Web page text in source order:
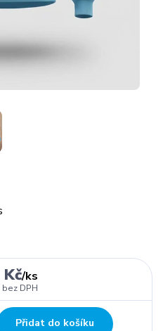
Kč/ks
bez DPH
Přidat do košíku